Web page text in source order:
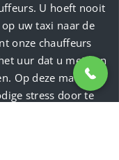
U hoeft nooit
uw taxi naar de
onze chauffeurs
uur dat u met hen
Op deze manier
stress door te